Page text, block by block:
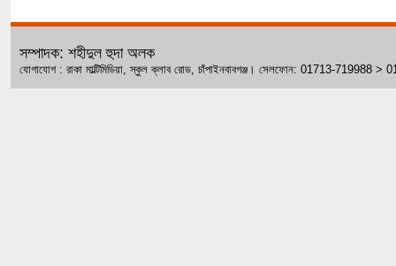
সম্পাদক: শহীদুল হুদা অলক
যোগাযোগ : রাকা মাল্টিমিডিয়া, স্কুল ক্লাব রোড, চাঁপাইনবাবগঞ্জ। সেলফোন: 01713-